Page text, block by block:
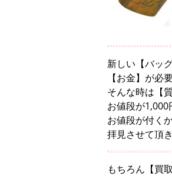
新しい【バッ
【お金】が必
そんな時は【
お値段が
お値段が付く
拝見させて頂き
もちろん【買